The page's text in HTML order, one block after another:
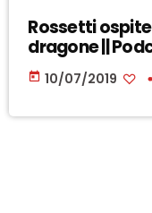
Rossetti ospite
dragone ||
today 10/07/2019